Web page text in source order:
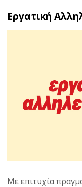
Εργατική
Με επιτυχία